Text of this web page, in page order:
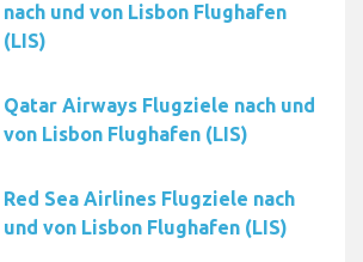
nach und von Lisbon Flughafen
(LIS)
Qatar Airways Flugziele nach und
von Lisbon Flughafen (LIS)
Red Sea Airlines Flugziele nach
und von Lisbon Flughafen (LIS)